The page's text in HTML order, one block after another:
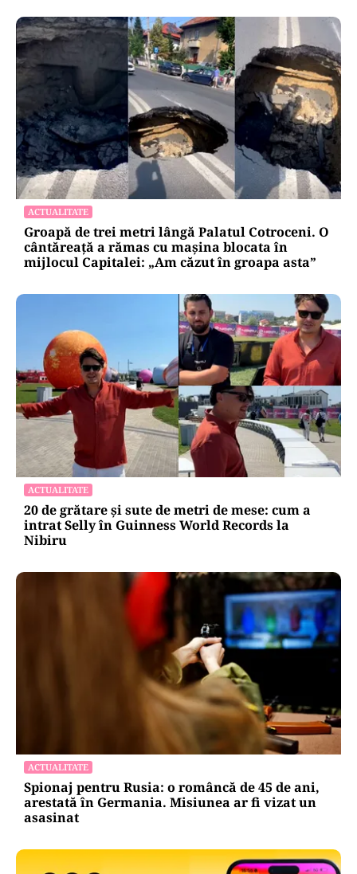
ACTUALITATE
Groapă de trei metri lângă Palatul Cotroceni. O
cântăreață a rămas cu mașina blocata în
mijlocul Capitalei: „Am căzut în groapa asta”
ACTUALITATE
20 de grătare și sute de metri de mese: cum a
intrat Selly în Guinness World Records la
Nibiru
ACTUALITATE
Spionaj pentru Rusia: o româncă de 45 de ani,
arestată în Germania. Misiunea ar fi vizat un
asasinat